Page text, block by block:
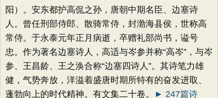
阳）。安东都护高侃之孙，唐朝中期名臣、边塞诗
人。曾任刑部侍郎、散骑常侍，封渤海县侯，世称高
常侍。于永泰元年正月病逝，卒赠礼部尚书，谥号
忠。作为著名边塞诗人，高适与岑参并称“高岑”，与岑
参、王昌龄、王之涣合称“边塞四诗人”。其诗笔力雄
健，气势奔放，洋溢着盛唐时期所特有的奋发进取、
蓬勃向上的时代精神。有文集二十卷。
► 247篇诗